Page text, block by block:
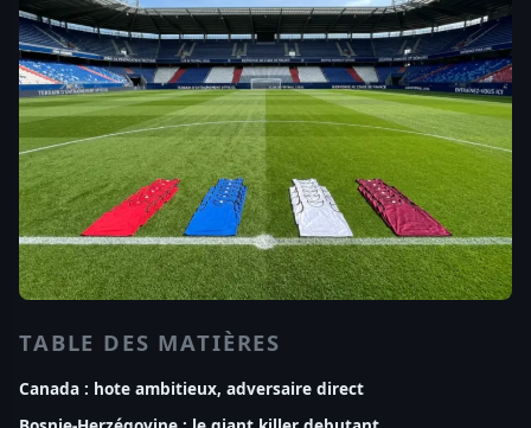
TABLE DES MATIÈRES
Canada : hote ambitieux, adversaire direct